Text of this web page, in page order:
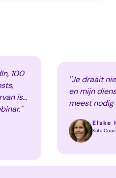
''Je draait niet
en mijn
meest nodig was
training''Elske Heeren
Kata Coaching